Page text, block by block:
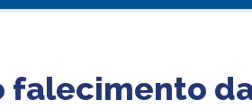
falecimento